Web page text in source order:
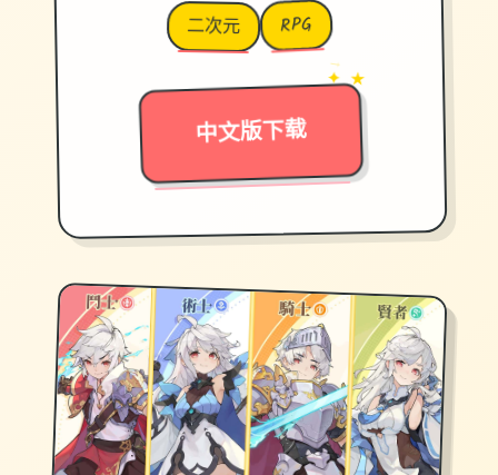
二次元 RPG
中文版下载
→
✦ ★